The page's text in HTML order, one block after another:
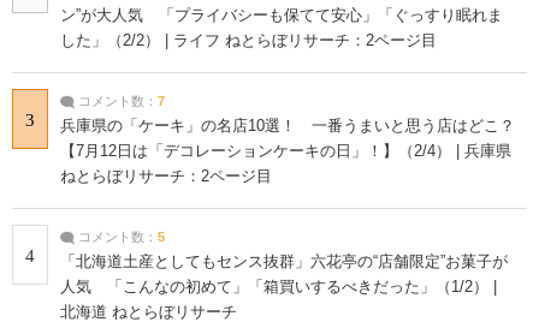
ン”が大人気 「プライバシーも保てて安心」「ぐっすり眠れま
した」（2/2） | ライフ ねとらぼリサーチ：2ページ目
3
コメント数： 7
兵庫県の「ケーキ」の名店10選！ 一番うまいと思う店はどこ？
【7月12日は「デコレーションケーキの日」！】（2/4） | 兵庫県
ねとらぼリサーチ：2ページ目
4
コメント数： 5
「北海道土産としてもセンス抜群」六花亭の“店舗限定”お菓子が
人気 「こんなの初めて」「箱買いするべきだった」（1/2） |
北海道 ねとらぼリサーチ